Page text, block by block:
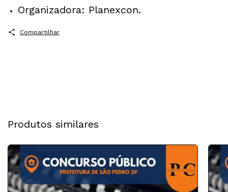
Organizadora: Planexcon.
Compartilhar
Produtos similares